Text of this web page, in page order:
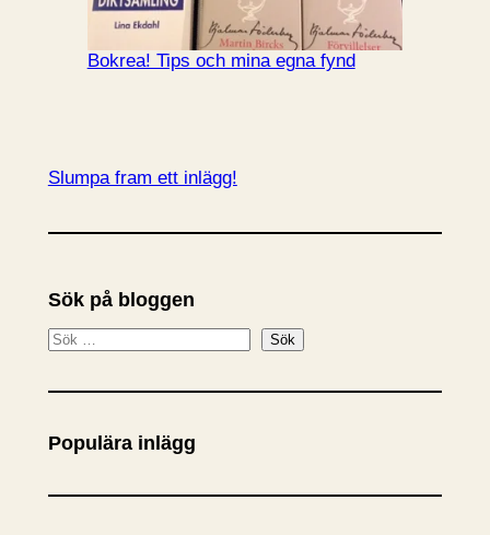
Bokrea! Tips och mina egna fynd
Slumpa fram ett inlägg!
Sök på bloggen
S
k
Sök
Populära inlägg